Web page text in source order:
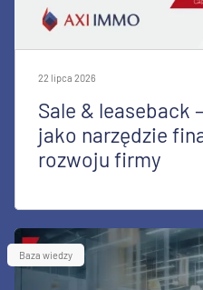
22 lipca 2026
Sale & leaseback
jako narzędzie
rozwoju firmy
Baza wiedzy